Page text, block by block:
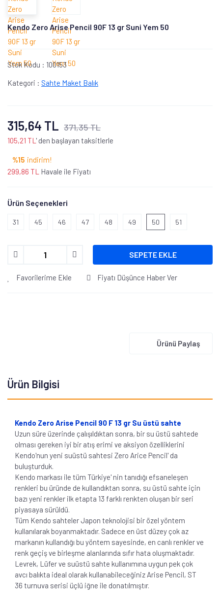
Kendo Zero Arise Pencil 90F 13 gr Suni Yem 50
Stok Kodu : 100153
Kategori : Sahte Maket Balık
315,64 TL 371,35 TL
105,21 TL ' den başlayan taksitlerle
%15 indirim!
299,86 TL
Havale ile Fiyatı
Ürün Seçenekleri
31 45 46 47 48 49 50 51
SEPETE EKLE
Favorilerime Ekle Fiyatı Düşünce Haber Ver
Ürünü Paylaş
Ürün Bilgisi
Kendo Zero Arise Pencil 90 F 13 gr Su üstü sahte
Uzun süre üzerinde çalışıldıktan sonra, bir su üstü sahtede
olması gereken iyi bir atış erimi ve aksiyon özelliklerini
Kendo'nun yeni suüstü sahtesi Zero Arice Pencil' da
buluşturduk.
Kendo markası ile tüm Türkiye' nin tanıdığı efsaneleşen
renkleri bu üründe de kullandıktan sonra, su üstü sahte için
bazı yeni renkler ilk etapta 13 farklı renkten oluşan bir seri
piyasaya sürüldü.
Tüm Kendo sahteler Japon teknolojisi bir özel yöntem
kullanılarak boyanmaktadır. Sadece en üst düzey çok az
markanın kullandığı bu yöntem sayesinde, en canlı renkler ve
renk geçiş ve birleşme alanlarında sıfır hata oluşmaktadır.
Levrek, Lüfer ve suüstü sahte kullanımına uygun pek çok
avcı balıkta ideal olarak kullanabileceğiniz Arise Pencil, ST
36 turnuva serisi üçlü iğne ile donatılmıştır.